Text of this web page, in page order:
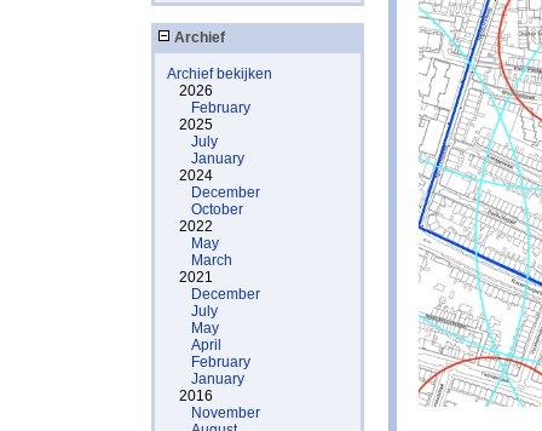
Archief
Archief bekijken
2026
February
2025
July
January
2024
December
October
2022
May
March
2021
December
July
May
April
February
January
2016
November